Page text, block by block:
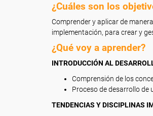
¿Cuáles son los
Comprender y aplicar de
implementación, para crear y
¿Qué voy a aprender?
INTRODUCCIÓN AL
Comprensión de los
Proceso de desarrollo de
TENDENCIAS Y DISCIPLINAS